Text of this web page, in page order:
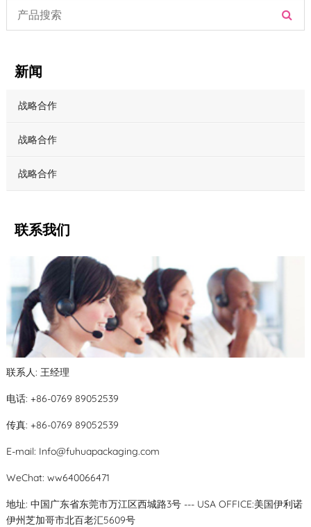
新闻
战略合作
战略合作
战略合作
联系我们
联系人: 王经理
电话: +86-0769 89052539
传真: +86-0769 89052539
E-mail: Info@fuhuapackaging.com
WeChat: ww640066471
地址: 中国广东省东莞市万江区西城路3号 --- USA OFFICE:美国伊利诺
伊州芝加哥市北百老汇5609号